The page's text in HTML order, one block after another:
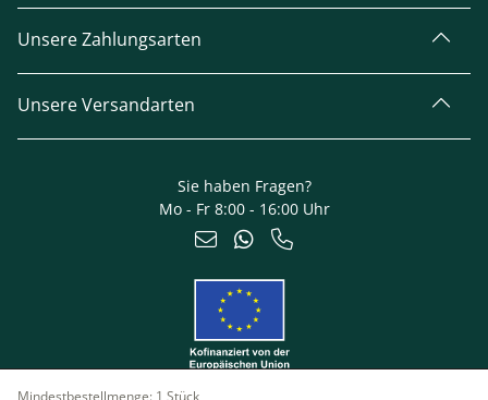
Mindestbestellmenge: 1 Stück
Unsere Zahlungsarten
Unsere Versandarten
Sie haben Fragen?
Mo - Fr 8:00 - 16:00 Uhr